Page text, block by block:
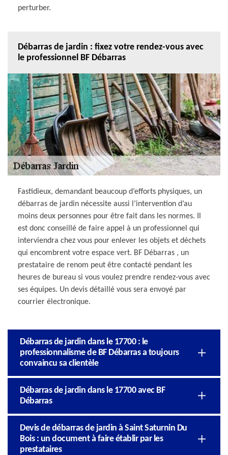
perturber.
Débarras de jardin : fixez votre rendez-vous avec
le professionnel BF Débarras
Fastidieux, demandant beaucoup d’efforts physiques, un
débarras de jardin nécessite aussi l’intervention d’au
moins deux personnes pour être fait dans les normes. Il
est donc conseillé de faire appel à un professionnel qui
interviendra chez vous pour enlever les objets et déchets
qui encombrent votre espace vert. BF Débarras , un
prestataire de renom peut être contacté pendant les
heures de bureau si vous voulez prendre rendez-vous avec
ses équipes. Un devis détaillé vous sera envoyé par
courrier électronique.
Débarras de jardin dans le 17700 : le
professionnalisme de BF Débarras a toujours
convaincu sa clientèle
Débarras de jardin dans le 17700 avec BF
Débarras
Devis de débarras de jardin à Saint Saturnin Du
Bois : un document à faire établir par les
prestataires